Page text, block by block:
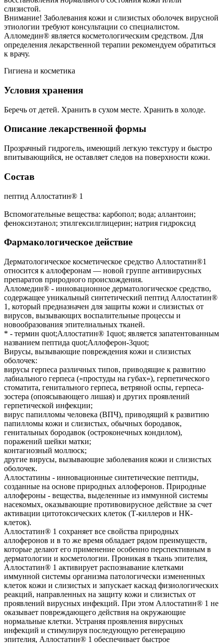
слизистой.
Внимание! Заболевания кожи и слизистых оболочек вирусной
этиологии требуют консультации со специалистом.
Алломедин® является косметологическим средством. Для
определения лекарственной терапии рекомендуем обратиться
к врачу.
Гигиена и косметика
Условия хранения
Беречь от детей. Хранить в сухом месте. Хранить в холоде.
Описание лекарственной формы
Прозрачный гидрогель, имеющий легкую текстуру и быстро
впитывающийся, не оставляет следов на поверхности кожи.
Состав
пептид Аллостатин® 1
Вспомогательные вещества: карбопол; вода; аллантоин;
феноксиэтанол; этилгексилглицерин; натрия гидроксид
Фармакологическое действие
Дерматологическое косметическое средство Аллостатин®1
относится к аллоферонам — новой группе антивирусных
препаратов природного происхождения.
Алломедин® - инновационное дерматологическое средство,
содержащее уникальный синтетический пептид Аллостатин®
1, который предназначен для защиты кожи и слизистых от
вирусов, вызывающих воспалительные процессы и
новообразования эпителиальных тканей.
* - термин quot;Аллостатин® 1quot; является запатентованным
названием пептида quot;Аллоферон-3quot;
Вирусы, вызывающие повреждения кожи и слизистых
оболочек:
вирусы герпеса различных типов, приводящие к развитию
лабиального герпеса («простуды на губах»), герпетического
стоматита, генитального герпеса, ветряной оспы, герпеса-
зостера (опоясывающего лишая) и других проявлений
герпетической инфекции;
вирус папилломы человека (ВПЧ), приводящий к развитию
папилломы кожи и слизистых, обычных бородавок,
генитальных бородавок (остроконечных кондилом),
поражений шейки матки;
контагиозный моллюск;
другие вирусы, вызывающие заболевания кожи и слизистых
оболочек.
Аллостатины - инновационные синтетические пептиды,
созданные на основе природных аллоферонов. Природные
аллофероны - вещества, выделенные из иммунной системы
насекомых, оказывающие противовирусное действие за счет
активации цитотоксических клеток (Т-киллеров и НК-
клеток).
Аллостатин® 1 сохраняет все свойства природных
аллоферонов и в то же время обладает рядом преимуществ,
которые делают его применение особенно перспективным в
дерматологии и косметологии. Проникая в ткань эпителия,
Аллостатин® 1 активирует распознавание клетками
иммунной системы организма патологически измененных
клеток кожи и слизистых и запускает каскад физиологических
реакций, направленных на защиту кожи и слизистых от
проявлений вирусных инфекций. При этом Аллостатин® 1 не
оказывает повреждающего действия на окружающие
нормальные клетки. Устраняя проявления вирусных
инфекций и стимулируя последующую регенерацию
эпителия, Аллостатин® 1 обеспечивает быстрое